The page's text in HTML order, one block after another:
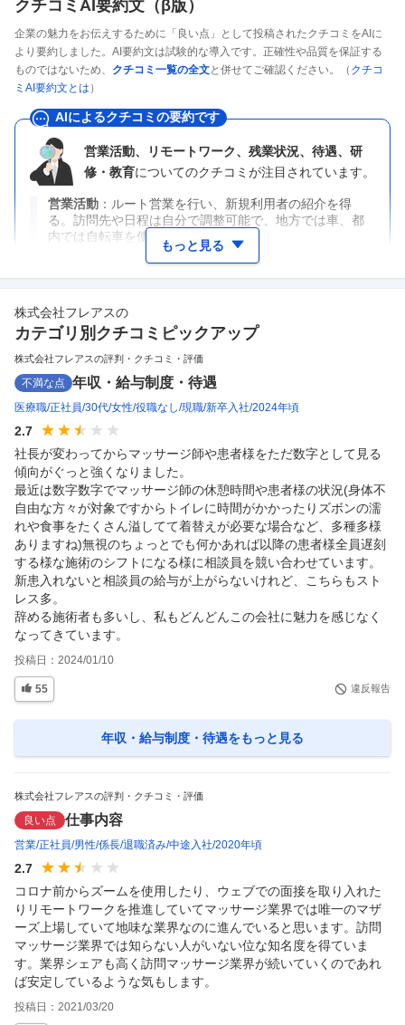
クチコミAI要約文（β版）
企業の魅力をお伝えするために「良い点」として投稿されたクチコミをAIに
より要約しました。AI要約文は試験的な導入です。正確性や品質を保証する
ものではないため、 クチコミ一覧の全文と併せてご確認ください。（ クチコ
ミAI要約文とは ）
AIによるクチコミの要約です
営業活動、リモートワーク、残業状況、待遇、研
修・教育についてのクチコミが注目されています。
営業活動
ルート営業を行い、新規利用者の紹介を得
る。訪問先や日程は自分で調整可能で、地方では車、都
内では自転車を使用。
もっと見る
株式会社フレアスの
カテゴリ別クチコミピックアップ
株式会社フレアスの評判・クチコミ・評価
不満な点 年収・給与制度・待遇
医療職 正社員 30代 女性 役職なし 現職 新卒入社 2024年頃
2.7
社長が変わってからマッサージ師や患者様をただ数字として見る
傾向がぐっと強くなりました。
最近は数字数字でマッサージ師の休憩時間や患者様の状況(身体不
自由な方々が対象ですからトイレに時間がかかったりズボンの濡
れや食事をたくさん溢してて着替えが必要な場合など、多種多様
ありますね)無視のちょっとでも何かあれば以降の患者様全員遅刻
する様な施術のシフトになる様に相談員を競い合わせています。
新患入れないと相談員の給与が上がらないけれど、こちらもスト
レス多。
辞める施術者も多いし、私もどんどんこの会社に魅力を感じなく
なってきています。
投稿日： 2024/01/10
55 違反報告
年収・給与制度・待遇をもっと見る
株式会社フレアスの評判・クチコミ・評価
良い点 仕事内容
営業 正社員 男性 係長 退職済み 中途入社 2020年頃
2.7
コロナ前からズームを使用したり、ウェブでの面接を取り入れた
りリモートワークを推進していてマッサージ業界では唯一のマザ
ーズ上場していて地味な業界なのに進んでいると思います。訪問
マッサージ業界では知らない人がいない位な知名度を得ていま
す。業界シェアも高く訪問マッサージ業界が続いていくのであれ
ば安定しているような気もします。
投稿日： 2021/03/20